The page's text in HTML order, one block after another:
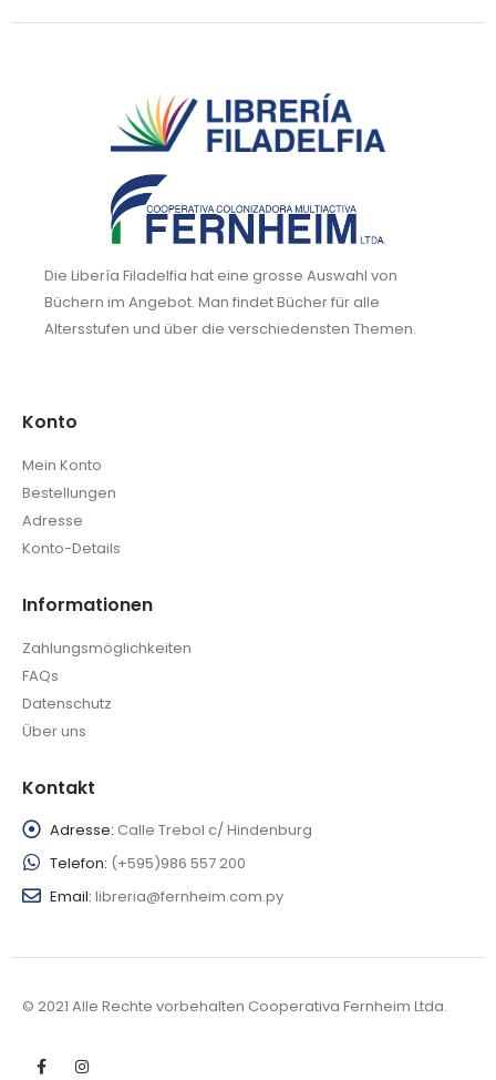
Die Libería Filadelfia hat eine grosse Auswahl von
Büchern im Angebot. Man findet Bücher für alle
Altersstufen und über die verschiedensten Themen.
Konto
Mein Konto
Bestellungen
Adresse
Konto-Details
Informationen
Zahlungsmöglichkeiten
FAQs
Datenschutz
Über uns
Kontakt
Adresse: Calle Trebol c/ Hindenburg
Telefon: (+595)986 557 200
Email: libreria@fernheim.com.py
© 2021 Alle Rechte vorbehalten Cooperativa Fernheim Ltda.